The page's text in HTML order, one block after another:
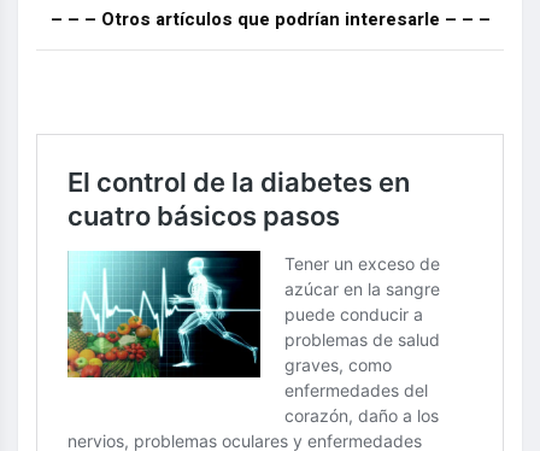
– – – Otros artículos que podrían interesarle – – –